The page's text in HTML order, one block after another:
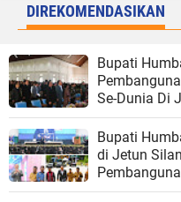
DIREKOMENDASIKAN
Bupati
Se-Dunia Di
Bupati
di Jetun